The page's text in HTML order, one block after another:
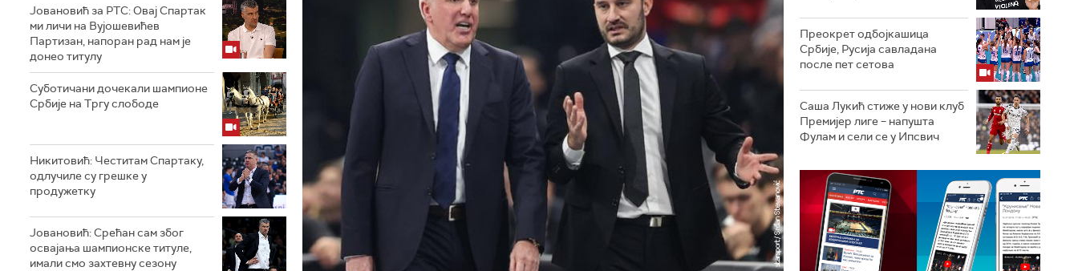
Јовановић за РТС: Овај Спартак
ми личи на Вујошевићев
Партизан, напоран рад нам је
донео титулу
Суботичани дочекали шампионе
Србије на Тргу слободе
Никитовић: Честитам Спартаку,
одлучиле су грешке у
продужетку
Јовановић: Срећан сам због
освајања шампионске титуле,
имали смо захтевну сезону
Преокрет одбојкашица
Србије, Русија савладана
после пет сетова
Саша Лукић стиже у нови клуб
Премијер лиге – напушта
Фулам и сели се у Ипсвич